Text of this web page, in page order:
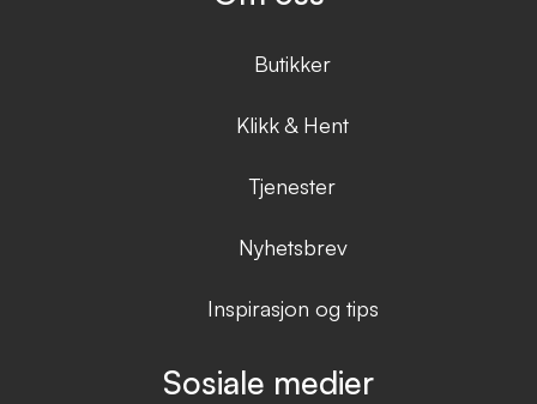
Butikker
Klikk & Hent
Tjenester
Nyhetsbrev
Inspirasjon og tips
Sosiale medier